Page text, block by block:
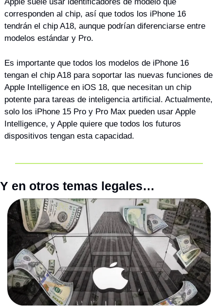
corresponden al chip, así que todos los iPhone 16
tendrán el chip A18, aunque podrían diferenciarse entre
modelos estándar y Pro.
Es importante que todos los modelos de iPhone 16
tengan el chip A18 para soportar las nuevas funciones de
Apple Intelligence en iOS 18, que necesitan un chip
potente para tareas de inteligencia artificial. Actualmente,
solo los iPhone 15 Pro y Pro Max pueden usar Apple
Intelligence, y Apple quiere que todos los futuros
dispositivos tengan esta capacidad.
Y en otros temas legales…